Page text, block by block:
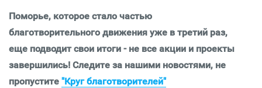
Поморье, которое стало частью
благотворительного движения уже в третий раз,
еще подводит свои итоги - не все акции и проекты
завершились! Следите за нашими новостями, не
пропустите "Круг благотворителей"